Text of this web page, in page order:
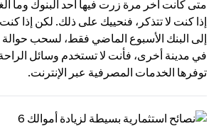
متى كانت آخر مرة زرت فيها أحد البنوك وما
إذا كنت لا تتذكر، فنحييك على ذلك. لكن إذا
إلى البنك الأسبوع الماضي فقط، لسحب حوالة
في مدينة أخرى، فأنت لا تستخدم وسائل الراحة
توفرها الخدمات المصرفية عبر الإنترنت.